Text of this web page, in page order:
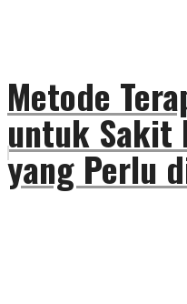
Metode
untuk Sakit
yang Perlu